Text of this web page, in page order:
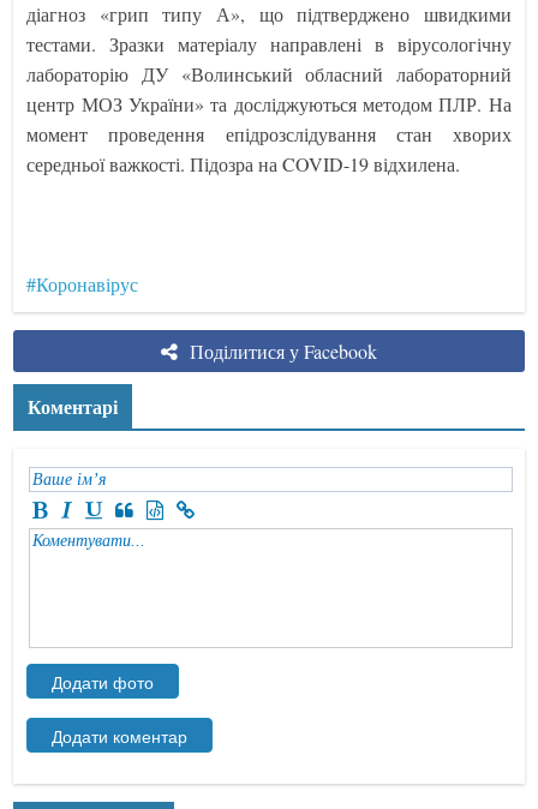
діагноз «грип типу А», що підтверджено швидкими
тестами. Зразки матеріалу направлені в вірусологічну
лабораторію ДУ «Волинський обласний лабораторний
центр МОЗ України» та досліджуються методом ПЛР. На
момент проведення епідрозслідування стан хворих
середньої важкості. Підозра на COVID-19 відхилена.
#Коронавірус
Поділитися у Facebook
Коментарі